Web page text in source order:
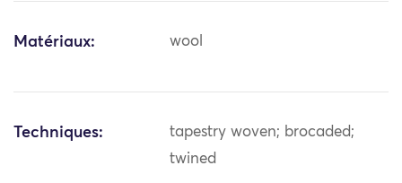
Matériaux: wool
Techniques:
tapestry woven; brocaded;
twined